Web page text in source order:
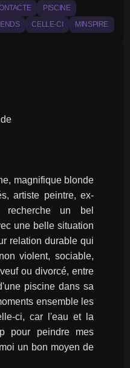
PISCINE
CELLE-CI MINSPIRE
magnifique blonde
artiste peintre, ex-
recherche un bel
une belle situation
relation durable qui
violent, sociable,
ou divorcé, entre
piscine dans sa
ensemble les
ci, car l'eau et la
pour peindre mes
un bon moyen de